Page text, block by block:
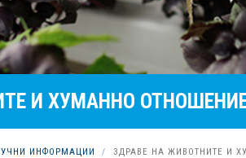
И ХУМАННО
ИНФОРМАЦИИ ЗДРАВЕ НА ЖИВОТНИТЕ И